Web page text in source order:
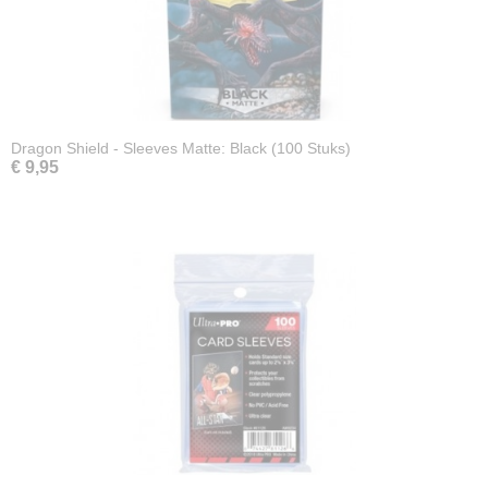
Dragon Shield - Sleeves Matte: Black (100 Stuks)
€ 9,95